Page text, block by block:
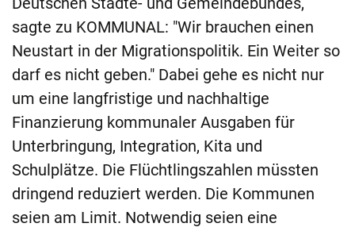
sagte zu KOMMUNAL: "Wir brauchen einen
Neustart in der Migrationspolitik. Ein Weiter so
darf es nicht geben." Dabei gehe es nicht nur
um eine langfristige und nachhaltige
Finanzierung kommunaler Ausgaben für
Unterbringung, Integration, Kita und
Schulplätze. Die Flüchtlingszahlen müssten
dringend reduziert werden. Die Kommunen
seien am Limit. Notwendig seien eine